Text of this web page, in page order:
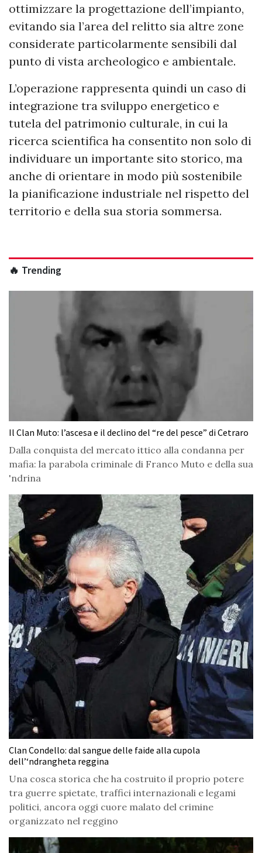
ottimizzare la progettazione dell’impianto,
evitando sia l’area del relitto sia altre zone
considerate particolarmente sensibili dal
punto di vista archeologico e ambientale.
L’operazione rappresenta quindi un caso di
integrazione tra sviluppo energetico e
tutela del patrimonio culturale, in cui la
ricerca scientifica ha consentito non solo di
individuare un importante sito storico, ma
anche di orientare in modo più sostenibile
la pianificazione industriale nel rispetto del
territorio e della sua storia sommersa.
🔥 Trending
Il Clan Muto: l’ascesa e il declino del “re del pesce” di Cetraro
Dalla conquista del mercato ittico alla condanna per
mafia: la parabola criminale di Franco Muto e della sua
'ndrina
Clan Condello: dal sangue delle faide alla cupola
dell’‘ndrangheta reggina
Una cosca storica che ha costruito il proprio potere
tra guerre spietate, traffici internazionali e legami
politici, ancora oggi cuore malato del crimine
organizzato nel reggino